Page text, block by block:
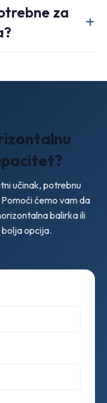
tokove
za
učinak, potrebnu
ćemo vam da
balirka ili
opcija.